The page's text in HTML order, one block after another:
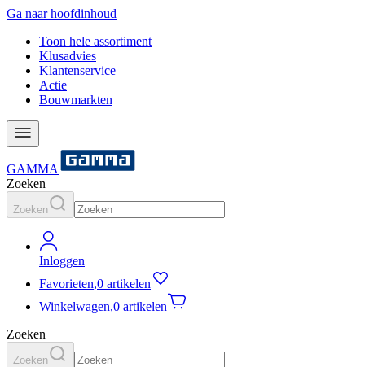
Ga naar hoofdinhoud
Toon hele assortiment
Klusadvies
Klantenservice
Actie
Bouwmarkten
GAMMA
Zoeken
Zoeken
Inloggen
Favorieten,0 artikelen
Winkelwagen,0 artikelen
Zoeken
Zoeken